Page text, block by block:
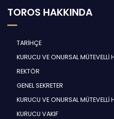
TOROS HAKKINDA
TARİHÇE
KURUCU VE ONURSAL MÜTEVELLİ
REKTÖR
GENEL SEKRETER
KURUCU VE ONURSAL MÜTEVELLİ
KURUCU VAKIF